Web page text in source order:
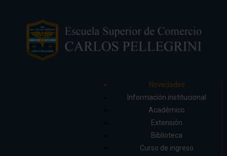
Novedades
Información institucional
Académico
Extensión
Biblioteca
Curso de ingreso